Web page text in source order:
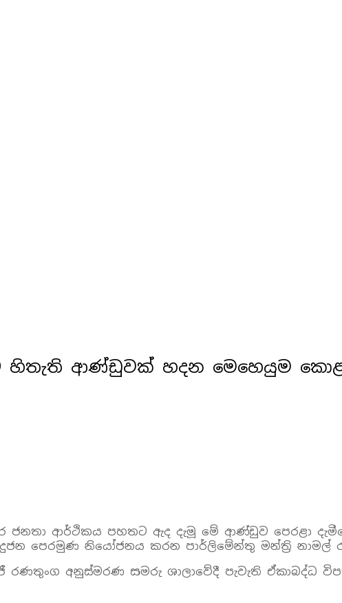
හිතැති ආණ්ඩුවක් හදන මෙහෙයුම
ජනතා ආර්ථිකය පහතට ඇද දැමූ මේ ආණ්ඩුව පෙරළා
පෙරමුණ නියෝජනය කරන පාර්ලිමේන්තු මන්ත්‍රි නාමල්
අනුස්මරණ සමරු ශාලාවේදී පැවැති ඒකාබද්ධ